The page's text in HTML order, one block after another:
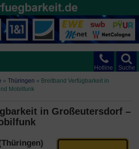
Suche
Hotline
» Thüringen » Breitband Verfügbarkeit in
Mobilfunk
in Großeutersdorf –